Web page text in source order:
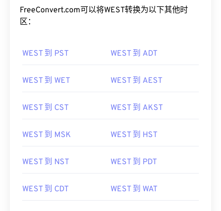
FreeConvert.com可以将WEST转换为以下其他时
区：
WEST 到 PST WEST 到 ADT
WEST 到 WET WEST 到 AEST
WEST 到 CST WEST 到 AKST
WEST 到 MSK WEST 到 HST
WEST 到 NST WEST 到 PDT
WEST 到 CDT WEST 到 WAT